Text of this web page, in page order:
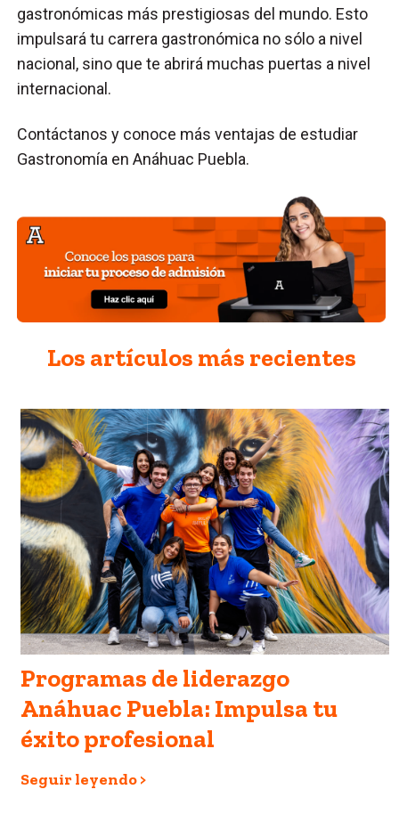
gastronómicas más prestigiosas del mundo. Esto
impulsará tu carrera gastronómica no sólo a nivel
nacional, sino que te abrirá muchas puertas a nivel
internacional.
Contáctanos y conoce más ventajas de estudiar
Gastronomía en Anáhuac Puebla.
Los artículos más recientes
Programas de liderazgo
Anáhuac Puebla: Impulsa tu
éxito profesional
Seguir leyendo >